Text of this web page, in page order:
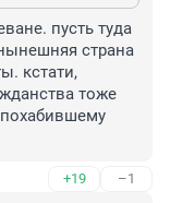
пусть туда
страна
кстати,
тоже
+19 –1